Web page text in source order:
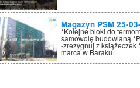
Magazyn PSM 25-
*Kolejne bloki do
samowolę budowlaną
-zrezygnuj z książeczek
marca w Baraku